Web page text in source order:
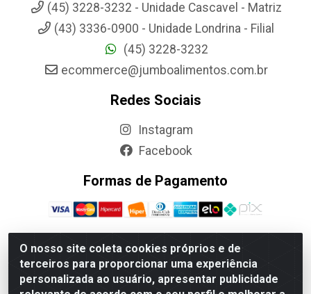
O nosso site coleta cookies próprios e de
terceiros para proporcionar uma experiência
personalizada ao usuário, apresentar publicidade
(45) 3228-3232 - Unidade Cascavel - Matriz
(43) 3336-0900 - Unidade Londrina - Filial
(45) 3228-3232
ecommerce@jumboalimentos.com.br
Redes Sociais
Instagram
Facebook
Formas de Pagamento
Jumbo Alimentos Cascavel - Matriz - Rua Itatiba Do Sul, 161 -
Santos Dumont, Cascavel-PR - CEP 85804-700- CNPJ